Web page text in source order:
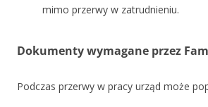
mimo przerwy w zatrudnieniu.
Dokumenty wymagane przez
Podczas przerwy w pracy urząd może